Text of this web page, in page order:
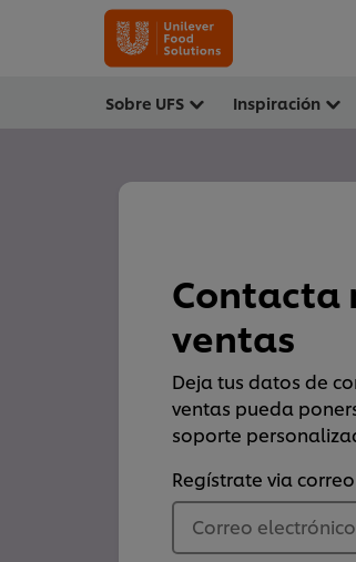
Sobre UFS Inspiración
Contacta
ventas
Deja tus datos de
ventas pueda
soporte
Regístrate via
Correo electrónico